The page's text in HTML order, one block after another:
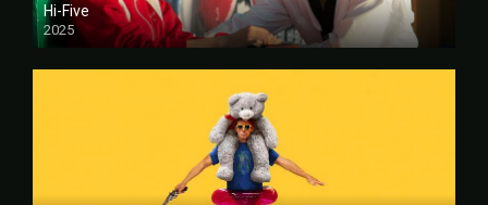
Hi-Five
2025
FULL HD